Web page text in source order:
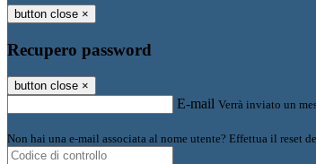
button close ×
Recupero password
button close ×
E-mail Verrà inviato un
Non hai una e-mail associata al nome utente? Effettua il reset